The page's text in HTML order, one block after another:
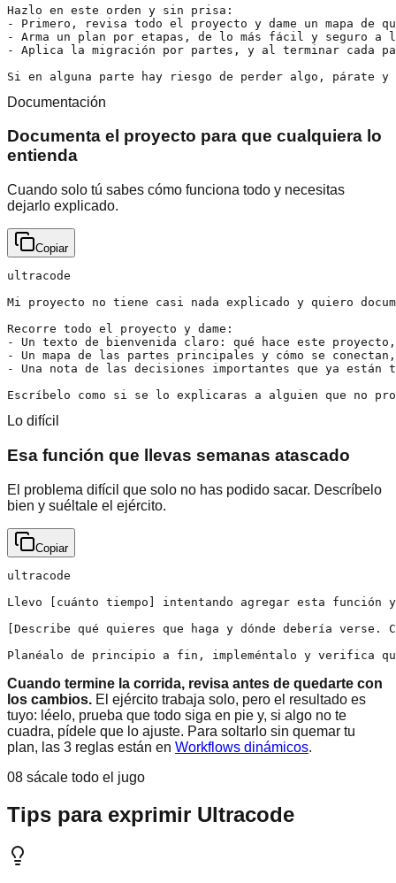
Hazlo en este orden y sin prisa:
- Primero, revisa todo el proyecto y dame un mapa de
- Arma un plan por etapas, de lo más fácil y seguro a
- Aplica la migración por partes, y al terminar cada
Si en alguna parte hay riesgo de perder algo, párate y
Documentación
Documenta el proyecto para que cualquiera lo
entienda
Cuando solo tú sabes cómo funciona todo y necesitas
dejarlo explicado.
Copiar
ultracode
Mi proyecto no tiene casi nada explicado y quiero
Recorre todo el proyecto y dame:
- Un texto de bienvenida claro: qué hace este
- Un mapa de las partes principales y cómo se
- Una nota de las decisiones importantes que ya están
Escríbelo como si se lo explicaras a alguien que no
Lo difícil
Esa función que llevas semanas atascado
El problema difícil que solo no has podido sacar. Descríbelo
bien y suéltale el ejército.
Copiar
ultracode
Llevo [cuánto tiempo] intentando agregar esta función
[Describe qué quieres que haga y dónde debería
Planéalo de principio a fin, impleméntalo y verifica
Cuando termine la corrida, revisa antes de quedarte con
los cambios. El ejército trabaja solo, pero el resultado es
tuyo: léelo, prueba que todo siga en pie y, si algo no te
cuadra, pídele que lo ajuste. Para soltarlo sin quemar tu
plan, las 3 reglas están en Workflows dinámicos.
08 sácale todo el jugo
Tips para exprimir Ultracode